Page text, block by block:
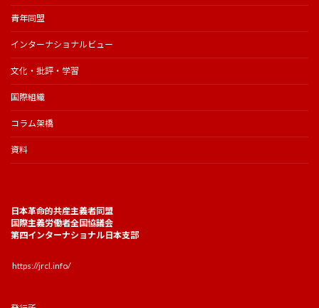
青年同盟
インターナショナルビュー
文化・批評・学習
国際組織
コラム架橋
資料
日本革命的共産主義者同盟
国際主義労働者全国協議会
第四インターナショナル日本支部
https://jrcl.info/